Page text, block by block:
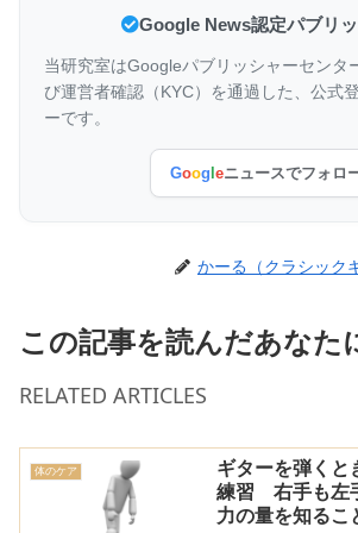
Google News認定パブリ
当研究室はGoogleパブリッシャーセンタ
び運営者確認（KYC）を通過した、公式
ーです。
Goog eニュースでフォロ
かーる（クラシック
この記事を読んだあなた
RELATED ARTICLES
体のケア
ギターを弾くと
練習 右手も左
力の量を知るこ